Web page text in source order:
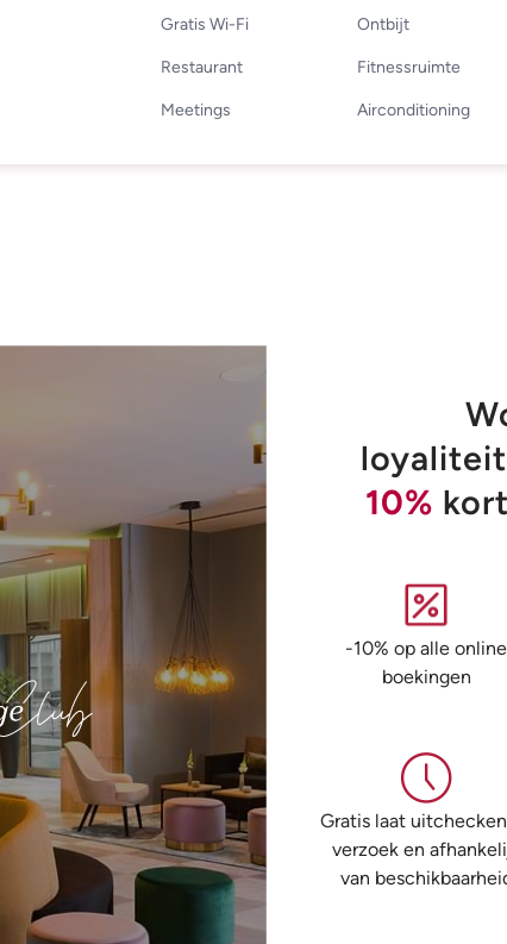
Gratis Wi-Fi Ontbijt
Restaurant Fitnessruimte
Meetings Airconditioning
10%
-10% op alle online
boekingen
Gratis laat
verzoek en
van